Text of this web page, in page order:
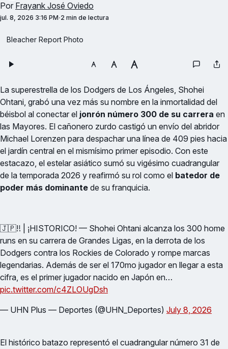
Por Frayank José Oviedo
jul. 8, 2026 3:16 PM 2 min de lectura
Bleacher Report Photo
La superestrella de los Dodgers de Los Ángeles, Shohei
Ohtani, grabó una vez más su nombre en la inmortalidad del
béisbol al conectar el jonrón número 300 de su carrera en
las Mayores. El cañonero zurdo castigó un envío del abridor
Michael Lorenzen para despachar una línea de 409 pies hacia
el jardín central en el mismísimo primer episodio. Con este
estacazo, el estelar asiático sumó su vigésimo cuadrangular
de la temporada 2026 y reafirmó su rol como el batedor de
poder más dominante de su franquicia.
🇯🇵‼️ | ¡HISTORICO! — Shohei Ohtani alcanza los 300 home
runs en su carrera de Grandes Ligas, en la derrota de los
Dodgers contra los Rockies de Colorado y rompe marcas
legendarias. Además de ser el 170mo jugador en llegar a esta
cifra, es el primer jugador nacido en Japón en…
pic.twitter.com/c4ZLOUgDsh
— UHN Plus — Deportes (@UHN_Deportes) July 8, 2026
El histórico batazo representó el cuadrangular número 31 de